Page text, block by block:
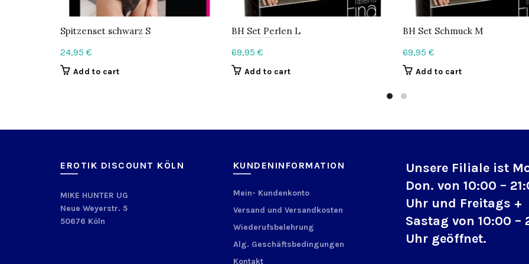
Spitzenset schwarz S
24,95 €
Add to cart
BH Set Perlen L
69,95 €
Add to cart
BH Set Schmuck M
69,95 €
Add to cart
EROTIK DISCOUNT KÖLN
MIKE HUNTER UG
Neue Weyerstr. 5
50676 Köln
KUNDENINFORMATION
Mein- Kundenkonto
Versand und Versandkosten
Wiederufsbelehrung
Alg. Geschäftsbedingungen
Kontakt
Unsere Filiale ist
Don. von 10:00 –
Uhr und Freitags +
Sastag von 10:00 –
Uhr geöffnet.